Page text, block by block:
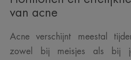
van acne
Acne verschijnt meestal
zowel bij meisjes als bij